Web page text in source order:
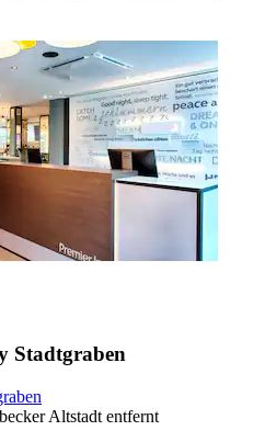
Stadtgraben
Altstadt entfernt